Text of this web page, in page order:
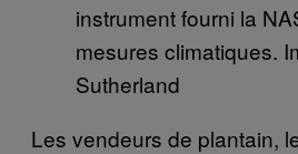
instrument fourni la
mesures climatiques.
Sutherland
Les vendeurs de plantain,